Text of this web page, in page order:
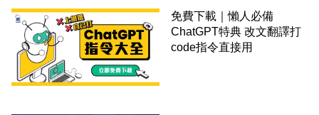
免費下載｜懶人必備
ChatGPT特典 改文翻譯打
code指令直接用